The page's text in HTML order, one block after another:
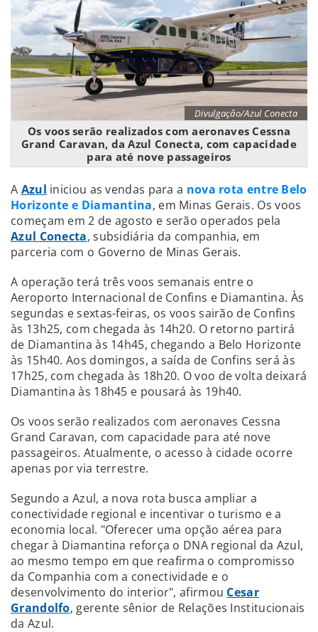
Divulgação/Azul Conecta
Os voos serão realizados com aeronaves Cessna
Grand Caravan, da Azul Conecta, com capacidade
para até nove passageiros
A Azul iniciou as vendas para a nova rota entre Belo
Horizonte e Diamantina, em Minas Gerais. Os voos
começam em 2 de agosto e serão operados pela
Azul Conecta, subsidiária da companhia, em
parceria com o Governo de Minas Gerais.
A operação terá três voos semanais entre o
Aeroporto Internacional de Confins e Diamantina. Às
segundas e sextas-feiras, os voos sairão de Confins
às 13h25, com chegada às 14h20. O retorno partirá
de Diamantina às 14h45, chegando a Belo Horizonte
às 15h40. Aos domingos, a saída de Confins será às
17h25, com chegada às 18h20. O voo de volta deixará
Diamantina às 18h45 e pousará às 19h40.
Os voos serão realizados com aeronaves Cessna
Grand Caravan, com capacidade para até nove
passageiros. Atualmente, o acesso à cidade ocorre
apenas por via terrestre.
Segundo a Azul, a nova rota busca ampliar a
conectividade regional e incentivar o turismo e a
economia local. "Oferecer uma opção aérea para
chegar à Diamantina reforça o DNA regional da Azul,
ao mesmo tempo em que reafirma o compromisso
da Companhia com a conectividade e o
desenvolvimento do interior", afirmou Cesar
Grandolfo, gerente sênior de Relações Institucionais
da Azul.